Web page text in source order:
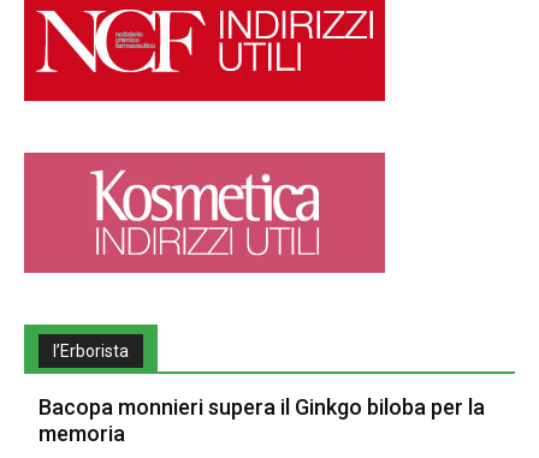
l’Erborista
Bacopa monnieri supera il Ginkgo biloba per la
memoria